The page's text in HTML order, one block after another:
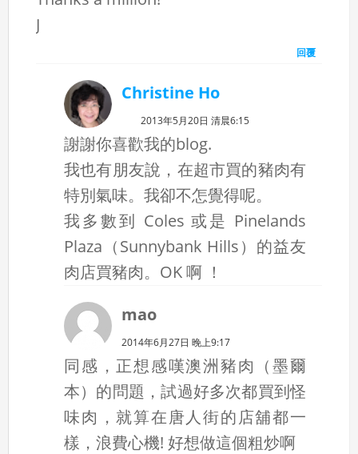
J
回覆
Christine Ho
2013年5月20日 清晨6:15
謝謝你喜歡我的blog.
我也有朋友說，在超市買的豬肉有
特別氣味。我卻不怎覺得呢。
我多數到 Coles 或是 Pinelands
Plaza（Sunnybank Hills）的益友
肉店買豬肉。OK 啊 ！
mao
2014年6月27日 晚上9:17
同感，正想感嘆澳洲豬肉（墨爾
本）的問題，試過好多次都買到怪
味肉，就算在唐人街的店舖都一
樣，浪費心機! 好想做這個粗炒啊